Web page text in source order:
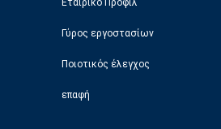
Εταιρικό Προφίλ
Γύρος εργοστασίων
Ποιοτικός έλεγχος
επαφή